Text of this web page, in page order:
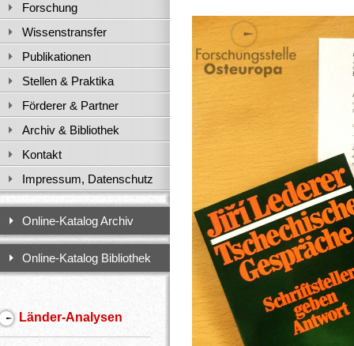
Forschung
Wissenstransfer
Publikationen
Stellen & Praktika
Förderer & Partner
Archiv & Bibliothek
Kontakt
Impressum, Datenschutz
Online-Katalog Archiv
Online-Katalog Bibliothek
Länder-Analysen